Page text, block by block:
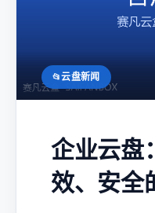
云盘新闻
企业云盘
效、安全